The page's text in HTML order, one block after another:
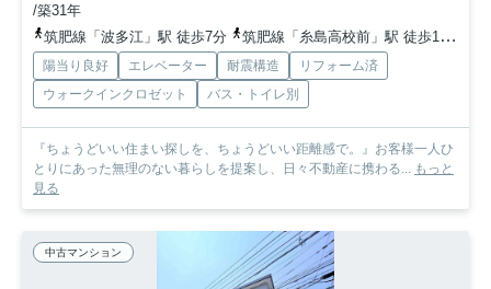
/築31年
筑肥線「波多江」駅 徒歩7分
筑肥線「糸島高校前」駅 徒歩15分
陽当り良好 エレベーター 耐震構造
リフォーム済
ウォークインクロゼット
バス・トイレ別
『ちょうどいい住まい探しを、ちょうどいい距離感で。』お客様一人ひ
とりにあった無理のない暮らしを提案し、日々不動産に携わる... もっと
見る
中古マンション